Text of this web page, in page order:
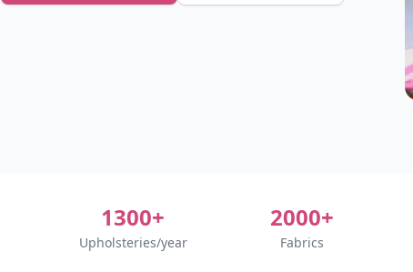
1300+
Upholsteries/year
2000+
Fabrics